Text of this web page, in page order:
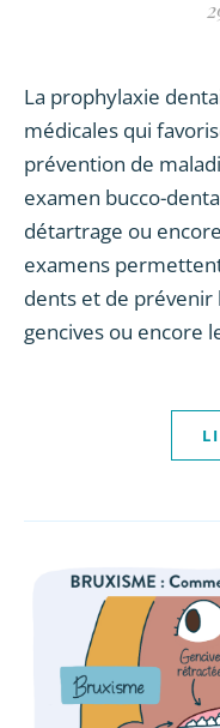
La prophylaxie dentaire englobe les procédures
médicales qui
prévention de
examen bucco-
détartrage ou
examens
dents et de prévenir
gencives ou encore